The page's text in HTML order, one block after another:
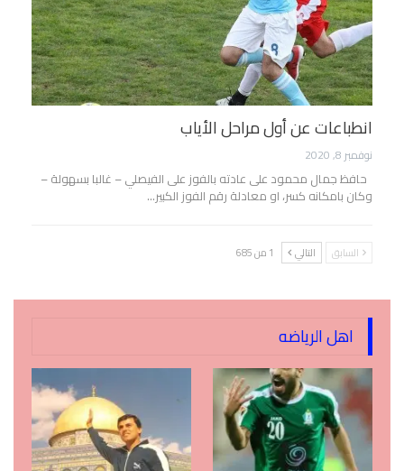
انطباعات عن أول مراحل الأياب
نوفمبر 8, 2020
حافظ جمال محمود على عادته بالفوز على الفيصلي – غالبا بسهولة –
وكان بامكانه كسر، او معادلة رقم الفوز الكبير…
السابق التالي 1 من 685
اهل الرياضه